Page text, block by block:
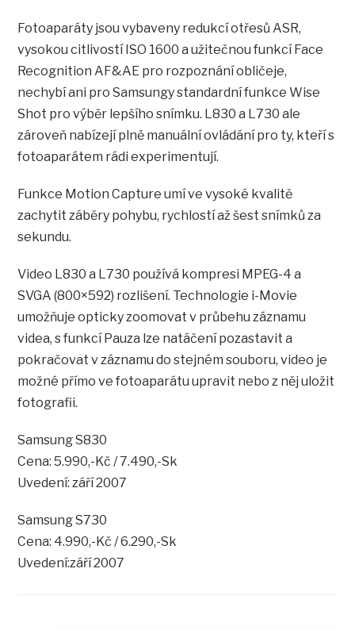
Fotoaparáty jsou vybaveny redukcí otřesů ASR,
vysokou citlivostí ISO 1600 a užitečnou funkcí Face
Recognition AF&AE pro rozpoznání obličeje,
nechybí ani pro Samsungy standardní funkce Wise
Shot pro výběr lepšího snímku. L830 a L730 ale
zároveň nabízejí plně manuální ovládání pro ty, kteří s
fotoaparátem rádi experimentují.
Funkce Motion Capture umí ve vysoké kvalitě
zachytit záběry pohybu, rychlostí až šest snímků za
sekundu.
Video L830 a L730 používá kompresi MPEG-4 a
SVGA (800×592) rozlišení. Technologie i-Movie
umožňuje opticky zoomovat v průbehu záznamu
videa, s funkcí Pauza lze natáčení pozastavit a
pokračovat v záznamu do stejném souboru, video je
možné přímo ve fotoaparátu upravit nebo z něj uložit
fotografii.
Samsung S830
Cena: 5.990,-Kč / 7.490,-Sk
Uvedení: září 2007
Samsung S730
Cena: 4.990,-Kč / 6.290,-Sk
Uvedení:září 2007